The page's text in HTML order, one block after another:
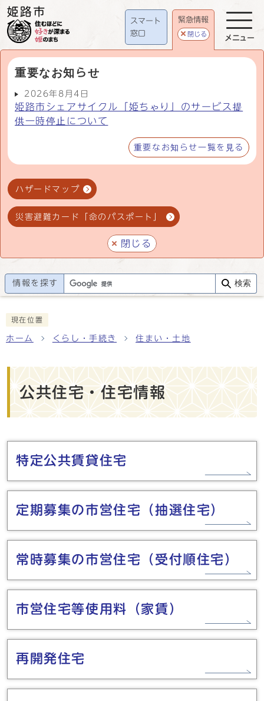
スマート
窓口
緊急情報
閉じる
重要なお知らせ
2026年8月4日
姫路市シェアサイクル「姫ちゃり」のサービス提
供一時停止について
重要なお知らせ一覧を見る
ハザードマップ
災害避難カード「命のパスポート」
閉じる
メニュー
情報を探す 検索
現在位置
ホーム くらし・手続き 住まい・土地
公共住宅・住宅情報
メインメニュー
特定公共賃貸住宅
定期募集の市営住宅（抽選住宅）
常時募集の市営住宅（受付順住宅）
市営住宅等使用料（家賃）
再開発住宅